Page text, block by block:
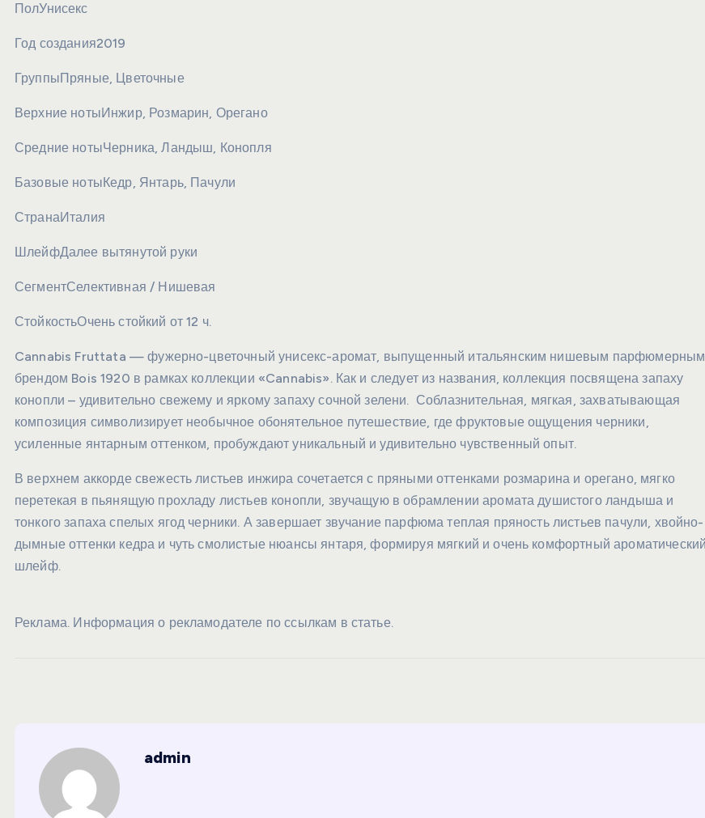
ПолУнисекс
Год создания2019
ГруппыПряные, Цветочные
Верхние нотыИнжир, Розмарин, Орегано
Средние нотыЧерника, Ландыш, Конопля
Базовые ноты Кедр, Янтарь, Пачули
СтранаИталия
ШлейфДалее вытянутой руки
СегментСелективная / Нишевая
СтойкостьОчень стойкий от 12 ч.
Cannabis Fruttata — фужерно-цветочный унисекс-аромат, выпущенный итальянским нишевым парфюмерным
брендом Bois 1920 в рамках коллекции «Cannabis». Как и следует из названия, коллекция посвящена запаху
конопли – удивительно свежему и яркому запаху сочной зелени. Соблазнительная, мягкая, захватывающая
композиция символизирует необычное обонятельное путешествие, где фруктовые ощущения черники,
усиленные янтарным оттенком, пробуждают уникальный и удивительно чувственный опыт.
В верхнем аккорде свежесть листьев инжира сочетается с пряными оттенками розмарина и орегано, мягко
перетекая в пьянящую прохладу листьев конопли, звучащую в обрамлении аромата душистого ландыша и
тонкого запаха спелых ягод черники. А завершает звучание парфюма теплая пряность листьев пачули, хвойно-
дымные оттенки кедра и чуть смолистые нюансы янтаря, формируя мягкий и очень комфортный ароматический
шлейф.
Реклама. Информация о рекламодателе по ссылкам в статье.
admin